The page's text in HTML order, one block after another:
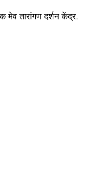
मेव तारांगण दर्शन केंद्र.